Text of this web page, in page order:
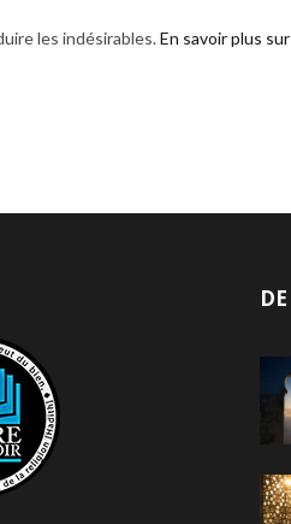
les indésirables.En savoir plus